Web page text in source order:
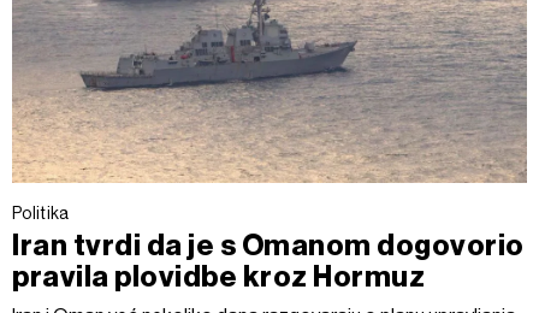
Politika
Iran tvrdi da je s Omanom dogovorio
pravila plovidbe kroz Hormuz